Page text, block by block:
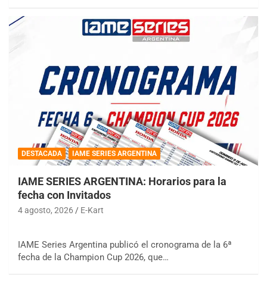
DESTACADA IAME SERIES ARGENTINA
IAME SERIES ARGENTINA: Horarios para la
fecha con Invitados
4 agosto, 2026 E-Kart
IAME Series Argentina publicó el cronograma de la 6ª
fecha de la Champion Cup 2026, que…